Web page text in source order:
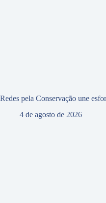
Redes pela Conservação une
4 de agosto de 2026